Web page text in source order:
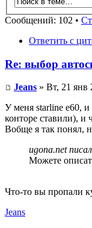
Сообщений: 102 •
Ответить с
Re: выбор
Jeans » Вт, 21 янв
У меня starline e60,
конторе ставили), и
Вобще я так понял,
ugona.net
Можете
Что-то вы пропали
Jeans